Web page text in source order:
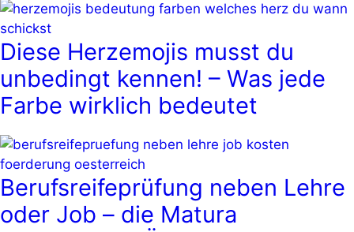
Diese Herzemojis musst du
unbedingt kennen! – Was jede
Farbe wirklich bedeutet
Berufsreifeprüfung neben Lehre
oder Job – die Matura